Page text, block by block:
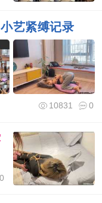
艺紧缚记录
0
10831
0